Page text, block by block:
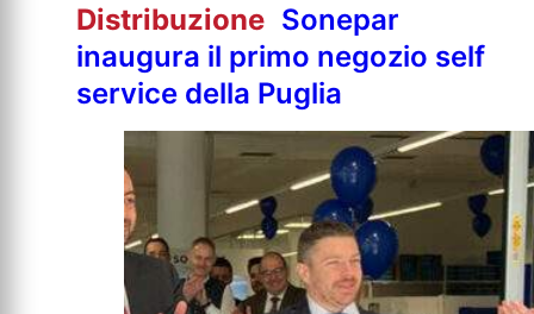
Distribuzione Sonepar
inaugura il primo negozio self
service della Puglia